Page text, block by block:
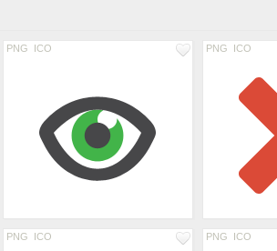
PNG ICO PNG ICO
PNG ICO PNG ICO